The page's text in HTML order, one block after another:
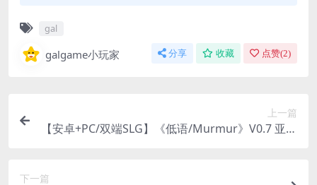
gal
galgame小玩家 分享 收藏 点赞(2)
上一篇
【安卓+PC/双端SLG】《低语/Murmur》V0.7 亚洲
下一篇